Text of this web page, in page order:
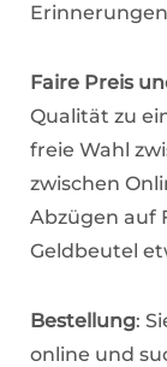
Faire Preis
Qualität zu
freie Wahl
zwischen
Abzügen auf
Geldbeutel
Bestellung:
online und